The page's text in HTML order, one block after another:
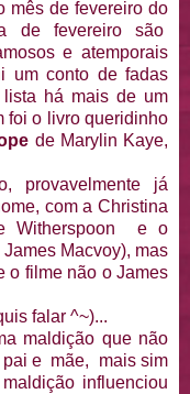
mês de fevereiro do
fevereiro são
e atemporais
um conto de fadas
há mais de um
foi o livro queridinho
de Marylin Kaye,
provavelmente já
com a Christina
Witherspoon e o
Macvoy), mas
o filme não o James
falar ^~)...
maldição que não
pai e mãe, mais sim
influenciou